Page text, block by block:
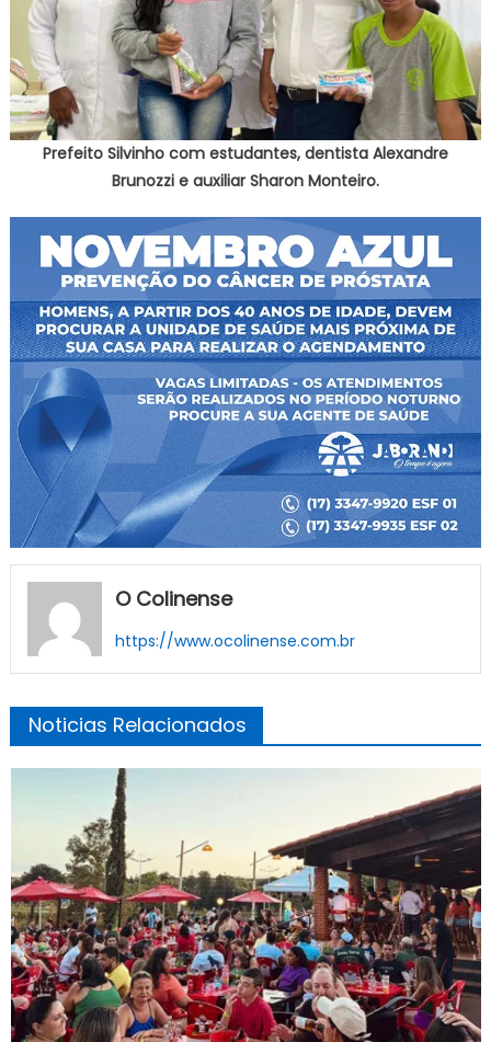
Prefeito Silvinho com estudantes, dentista Alexandre
Brunozzi e auxiliar Sharon Monteiro.
O Colinense
https://www.ocolinense.com.br
Noticias Relacionados